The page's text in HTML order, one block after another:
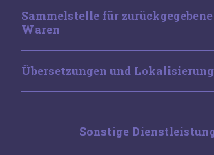
Sammelstelle für zurückgegebene
Waren
Übersetzungen und Lokalisierung
Sonstige